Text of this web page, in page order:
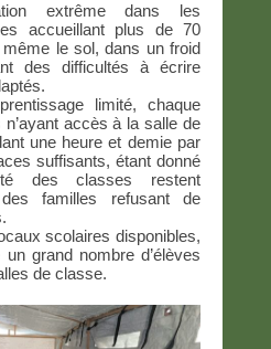
extrême dans les
accueillant plus de 70
le sol, dans un froid
des difficultés à écrire
limité, chaque
n’ayant accès à la salle de
une heure et demie par
suffisants, étant donné
des classes restent
familles refusant de
scolaires disponibles,
grand nombre d’élèves
de classe.